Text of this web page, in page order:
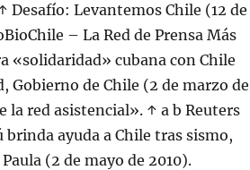
Desafío: Levantemos Chile (12 de
– La Red de Prensa Más
«solidaridad» cubana con Chile
de Chile (2 de marzo de
la red asistencial». ↑ a b Reuters
ayuda a Chile tras sismo,
(2 de mayo de 2010).